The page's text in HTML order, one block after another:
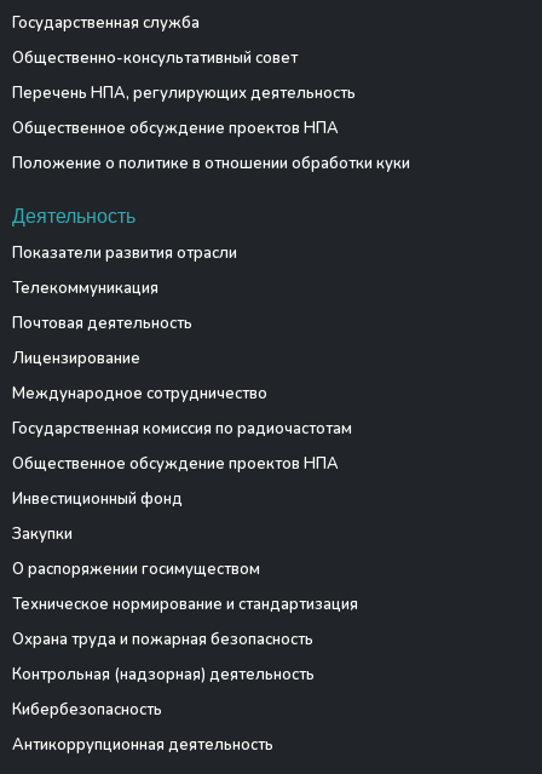
Государственная служба
Общественно-консультативный совет
Перечень НПА, регулирующих деятельность
Общественное обсуждение проектов НПА
Положение о политике в отношении обработки куки
Деятельность
Показатели развития отрасли
Телекоммуникация
Почтовая деятельность
Лицензирование
Международное сотрудничество
Государственная комиссия по радиочастотам
Общественное обсуждение проектов НПА
Инвестиционный фонд
Закупки
О распоряжении госимуществом
Техническое нормирование и стандартизация
Охрана труда и пожарная безопасность
Контрольная (надзорная) деятельность
Кибербезопасность
Антикоррупционная деятельность